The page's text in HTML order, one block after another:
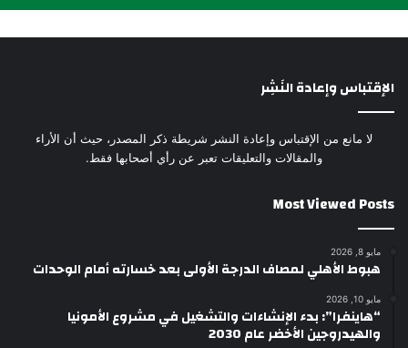
الإقتباس وإعادة النَشِر
لا مانع من الإقتباس وإعادة النشر شريطة ذكر المصدر، حيث أن الأراء
والمقالات والتعليقات تعبر عن رأي أصحابها فقط.
Most Viewed Posts
مايو 8, 2026
هبوط الأهلي لمصاف الدرجة الأولى بعد خسارته أمام الوحدات
مايو 10, 2026
“هاينفرا”: بدء الإنشاءات والتشغيل في مشروع الأمونيا
والهيدروجين الأخضر عام 2030